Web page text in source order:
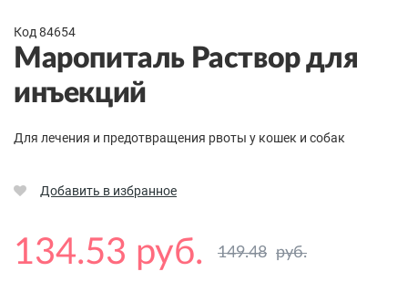
Код 84654
Маропиталь Раствор для
инъекций
Для лечения и предотвращения рвоты у кошек и собак
Добавить в избранное
134.53 руб. 149.48 руб.